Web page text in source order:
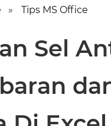
Tips MS Office
Sel